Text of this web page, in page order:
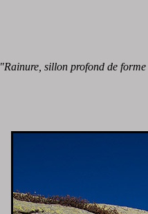
"Rainure, sillon profond de